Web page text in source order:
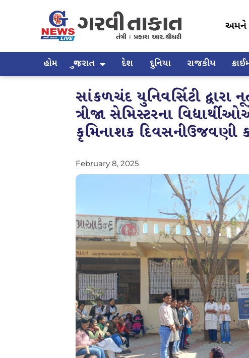
અમને
હોમ ગુજરાત દેશ દુનિયા રાજકીય
સાંકળચંદ યુનિવર્સિટી
ત્રીજા સેમિસ્ટરના
કૃમિનાશક દિવસનીઉજવણી
February 8, 2025